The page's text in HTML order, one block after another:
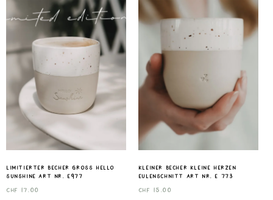
Limitierter Becher gross Hello
Sunshine Art nr. E977
CHF 17.00
Kleiner Becher Kleine Herzen
Eulenschnitt Art nr. E 773
CHF 15.00